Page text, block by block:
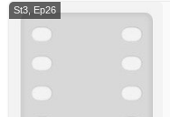
St3, Ep26